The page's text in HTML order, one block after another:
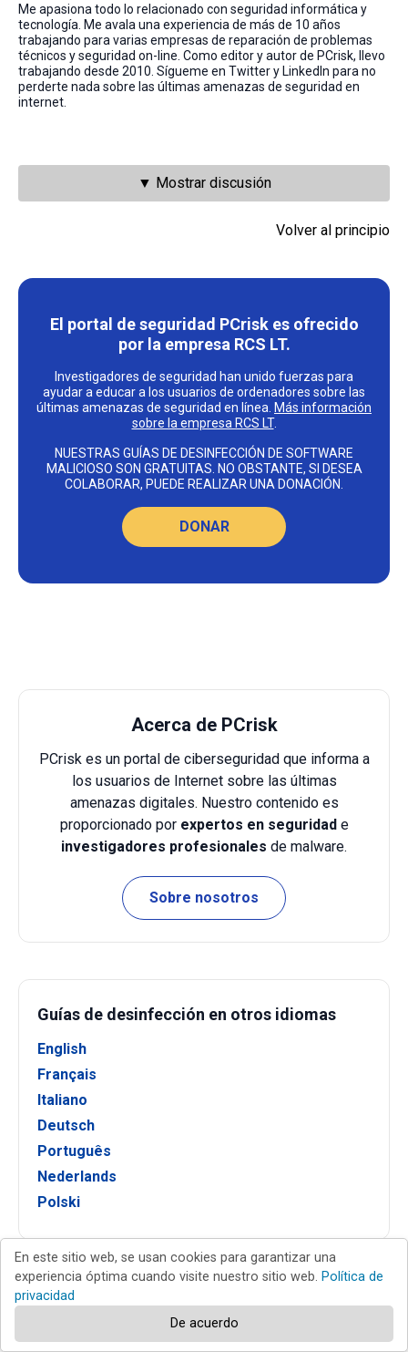
Me apasiona todo lo relacionado con seguridad informática y
tecnología. Me avala una experiencia de más de 10 años
trabajando para varias empresas de reparación de problemas
técnicos y seguridad on-line. Como editor y autor de PCrisk, llevo
trabajando desde 2010. Sígueme en Twitter y LinkedIn para no
perderte nada sobre las últimas amenazas de seguridad en
internet.
▼ Mostrar discusión
Volver al principio
El portal de seguridad PCrisk es ofrecido
por la empresa RCS LT.
Investigadores de seguridad han unido fuerzas para
ayudar a educar a los usuarios de ordenadores sobre las
últimas amenazas de seguridad en línea. Más información
sobre la empresa RCS LT.
NUESTRAS GUÍAS DE DESINFECCIÓN DE SOFTWARE
MALICIOSO SON GRATUITAS. NO OBSTANTE, SI DESEA
COLABORAR, PUEDE REALIZAR UNA DONACIÓN.
DONAR
Acerca de PCrisk
PCrisk es un portal de ciberseguridad que informa a
los usuarios de Internet sobre las últimas
amenazas digitales. Nuestro contenido es
proporcionado por expertos en seguridade
investigadores profesionales de malware.
Sobre nosotros
Guías de desinfección en otros idiomas
English
Français
Italiano
Deutsch
Português
Nederlands
Polski
Nuevas guías para la eliminación de virus
CRIMSON Ransomware
En este sitio web, se usan cookies para garantizar una
experiencia óptima cuando visite nuestro sitio web. Política de
privacidad
De acuerdo